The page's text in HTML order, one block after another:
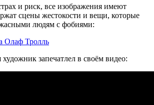
и риск, все изображения имеют
сцены жестокости и вещи, которые
людям с фобиями:
Олаф Тролль
запечатлел в своём видео: